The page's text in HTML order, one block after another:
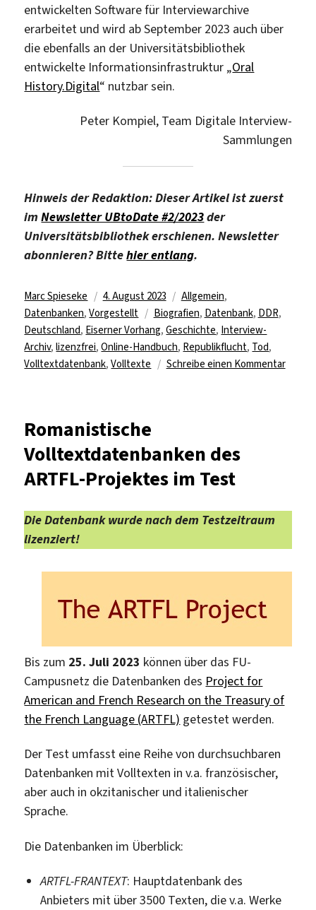
entwickelten Software für Interviewarchive
erarbeitet und wird ab September 2023 auch über
die ebenfalls an der Universitätsbibliothek
entwickelte Informationsinfrastruktur „Oral
History.Digital“ nutzbar sein.
Peter Kompiel, Team Digitale Interview-
Sammlungen
Hinweis der Redaktion: Dieser Artikel ist zuerst
imNewsletter UBtoDate #2/2023der
Universitätsbibliothek erschienen. Newsletter
abonnieren? Bittehier entlang.
Autor
Marc Spieseke
Veröffentlicht
am
4. August 2023 Kategorien
Allgemein,
Datenbanken,Vorgestellt Schlagwörter
Biografien, Datenbank, DDR,
Deutschland, Eiserner Vorhang,Geschichte, Interview-
Archiv,lizenzfrei,Online-Handbuch, Republikflucht, Tod,
Volltextdatenbank,Volltexte Schreibe einen Kommentarzu
Romanistische
Volltextdatenbanken des
ARTFL-Projektes im Test
Die Datenbank wurde nach dem Testzeitraum
lizenziert!
Bis zum 25. Juli 2023 können über das FU-
Campusnetz die Datenbanken des Project for
American and French Research on the Treasury of
the French Language (ARTFL) getestet werden.
Der Test umfasst eine Reihe von durchsuchbaren
Datenbanken mit Volltexten in v.a. französischer,
aber auch in okzitanischer und italienischer
Sprache.
Die Datenbanken im Überblick:
ARTFL-FRANTEXT: Hauptdatenbank des
Anbieters mit über 3500 Texten, die v.a. Werke